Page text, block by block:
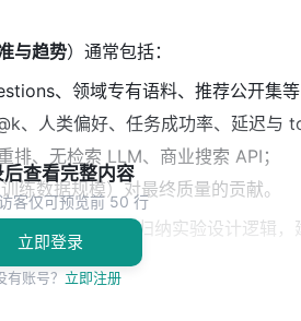
与趋势）通常包括：
、领域专有语料、推荐公开集等
、人类偏好、任务成功率、延迟与
、无检索 LLM、商业搜索 API；
练数据规模）对最终质量的贡献。
要与公开元数据归纳实验设计逻辑
后查看完整内容
客仅可预览前 50 行
立即登录
有账号？ 立即注册